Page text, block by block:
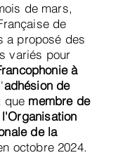
de mars,
de
a proposé des
variés pour
à
adhésion de
que membre de
de la
octobre 2024.